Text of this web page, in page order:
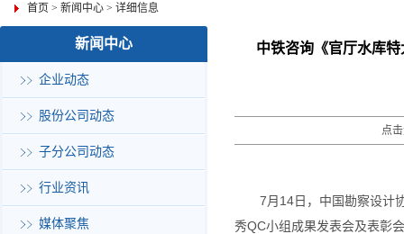
首页 > 新闻中心 > 详细信息
新闻中心
企业动态
股份公司动态
子分公司动态
行业资讯
媒体聚焦
中铁咨询《官厅水库
点
7月14日，中国勘察设计
秀QC小组成果发表会及表彰